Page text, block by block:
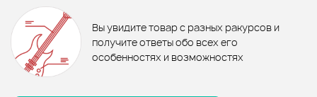
В корзину
0.0
Вы увидите товар с разных ракурсов и
получите ответы обо всех его
особенностях и возможностях